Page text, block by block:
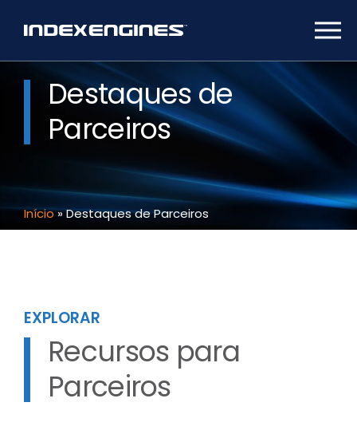
Destaques de
Parceiros
Início»Destaques de Parceiros
EXPLORAR
Recursos para
Parceiros